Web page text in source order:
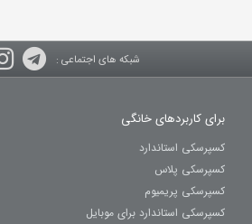
شبکه های اجتماعی :
برای کاربردهای خانگی
کسپرسکی استاندارد
کسپرسکی پلاس
کسپرسکی پریمیوم
کسپرسکی استاندارد برای موبایل